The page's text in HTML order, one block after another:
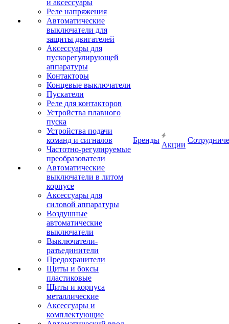
и аксессуары
Реле напряжения
Автоматические
выключатели для
защиты двигателей
Аксессуары для
пускорегулирующей
аппаратуры
Контакторы
Концевые выключатели
Пускатели
Реле для контакторов
Устройства плавного
пуска
Устройства подачи
команд и сигналов
Частотно-регулируемые
преобразователи
Автоматические
выключатели в литом
корпусе
Аксессуары для
силовой аппаратуры
Воздушные
автоматические
выключатели
Выключатели-
разъединители
Предохранители
Щиты и боксы
пластиковые
Щиты и корпуса
металлические
Аксессуары и
комплектующие
Бренды
Акции